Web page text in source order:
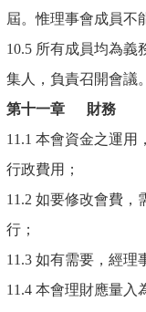
屆。惟理事會成員不
10.5 所有成員均為義
集人，負責召開會議。
第十一章
財務
11.1 本會資金之運用
行政費用；
11.2 如要修改會費，
行；
11.3 如有需要，經理
11.4 本會理財應量入